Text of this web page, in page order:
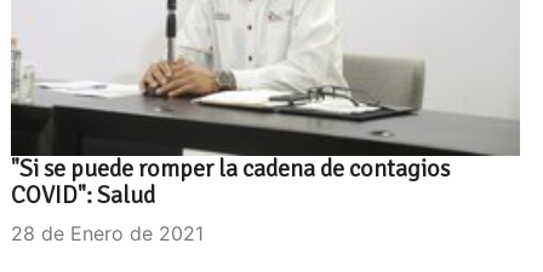
"Si se puede romper la cadena de contagios
COVID": Salud
28 de Enero de 2021